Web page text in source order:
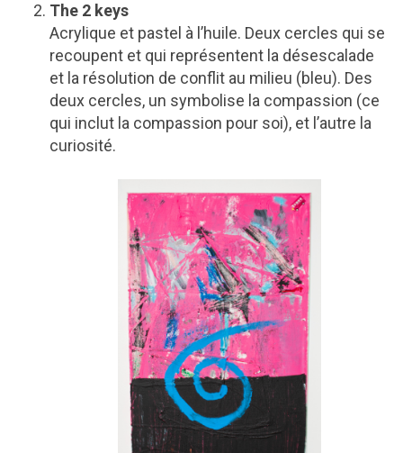
The 2 keys
Acrylique et pastel à l’huile. Deux cercles qui se
recoupent et qui représentent la désescalade
et la résolution de conflit au milieu (bleu). Des
deux cercles, un symbolise la compassion (ce
qui inclut la compassion pour soi), et l’autre la
curiosité.